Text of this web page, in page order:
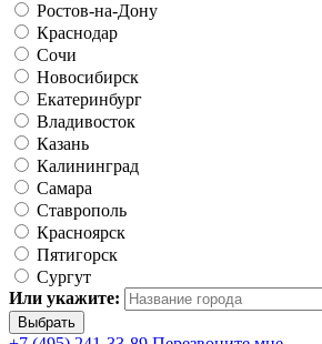
Ростов-на-Дону
Краснодар
Сочи
Новосибирск
Екатеринбург
Владивосток
Казань
Калининград
Самара
Ставрополь
Красноярск
Пятигорск
Сургут
Или укажите: